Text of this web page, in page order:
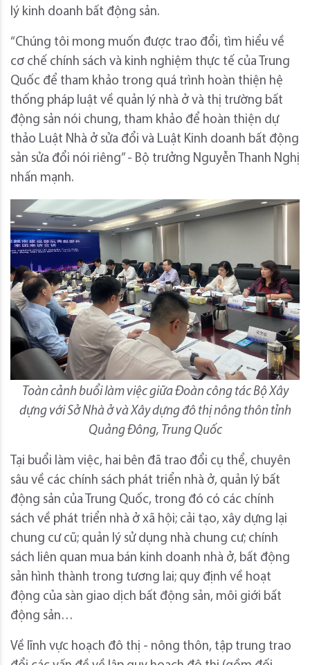
lý kinh doanh bất động sản.
“Chúng tôi mong muốn được trao đổi, tìm hiểu về
cơ chế chính sách và kinh nghiệm thực tế của Trung
Quốc để tham khảo trong quá trình hoàn thiện hệ
thống pháp luật về quản lý nhà ở và thị trường bất
động sản nói chung, tham khảo để hoàn thiện dự
thảo Luật Nhà ở sửa đổi và Luật Kinh doanh bất động
sản sửa đổi nói riêng” - Bộ trưởng Nguyễn Thanh Nghị
nhấn mạnh.
Toàn cảnh buổi làm việc giữa Đoàn công tác Bộ Xây
dựng với Sở Nhà ở và Xây dựng đô thị nông thôn tỉnh
Quảng Đông, Trung Quốc
Tại buổi làm việc, hai bên đã trao đổi cụ thể, chuyên
sâu về các chính sách phát triển nhà ở, quản lý bất
động sản của Trung Quốc, trong đó có các chính
sách về phát triển nhà ở xã hội; cải tạo, xây dựng lại
chung cư cũ; quản lý sử dụng nhà chung cư; chính
sách liên quan mua bán kinh doanh nhà ở, bất động
sản hình thành trong tương lai; quy định về hoạt
động của sàn giao dịch bất động sản, môi giới bất
động sản…
Về lĩnh vực hoạch đô thị - nông thôn, tập trung trao